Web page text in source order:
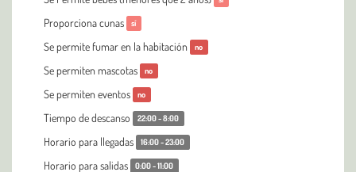
Proporciona cunas sí
Se permite fumar en la habitación no
Se permiten mascotas no
Se permiten eventos no
Tiempo de descanso 22:00 - 8:00
Horario para llegadas 16:00 - 23:00
Horario para salidas 0:00 - 11:00